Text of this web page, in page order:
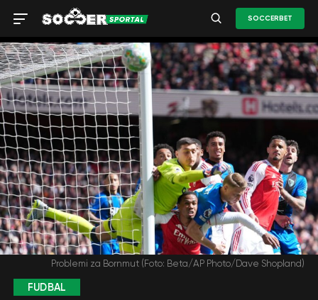
SOCCERBET
Problemi za Bornmut (Foto: Beta/AP Photo/Dave Shopland)
FUDBAL